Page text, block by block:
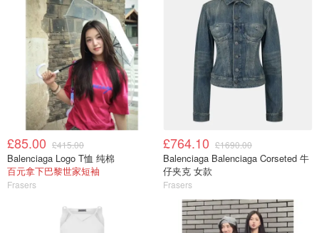
£85.00 £415.00
Balenciaga Logo T恤 纯棉
百元拿下巴黎世家短袖
Frasers
£764.10 £1690.00
Balenciaga Balenciaga Corseted 牛
仔夹克 女款
Frasers